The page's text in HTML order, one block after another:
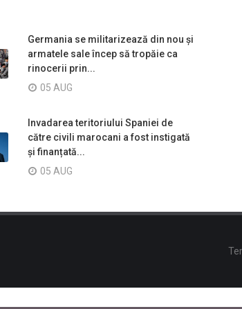
Germania se militarizează din nou și
armatele sale încep să tropăie ca
rinocerii prin...
05 AUG
Invadarea teritoriului Spaniei de
către civili marocani a fost instigată
și finanțată...
05 AUG